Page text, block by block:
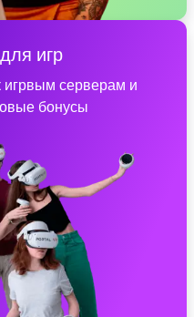
игр
серверам и
бонусы